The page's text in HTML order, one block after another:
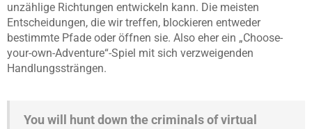
unzählige Richtungen entwickeln kann. Die meisten
Entscheidungen, die wir treffen, blockieren entweder
bestimmte Pfade oder öffnen sie. Also eher ein „Choose-
your-own-Adventure“-Spiel mit sich verzweigenden
Handlungssträngen.
You will hunt down the criminals of virtual